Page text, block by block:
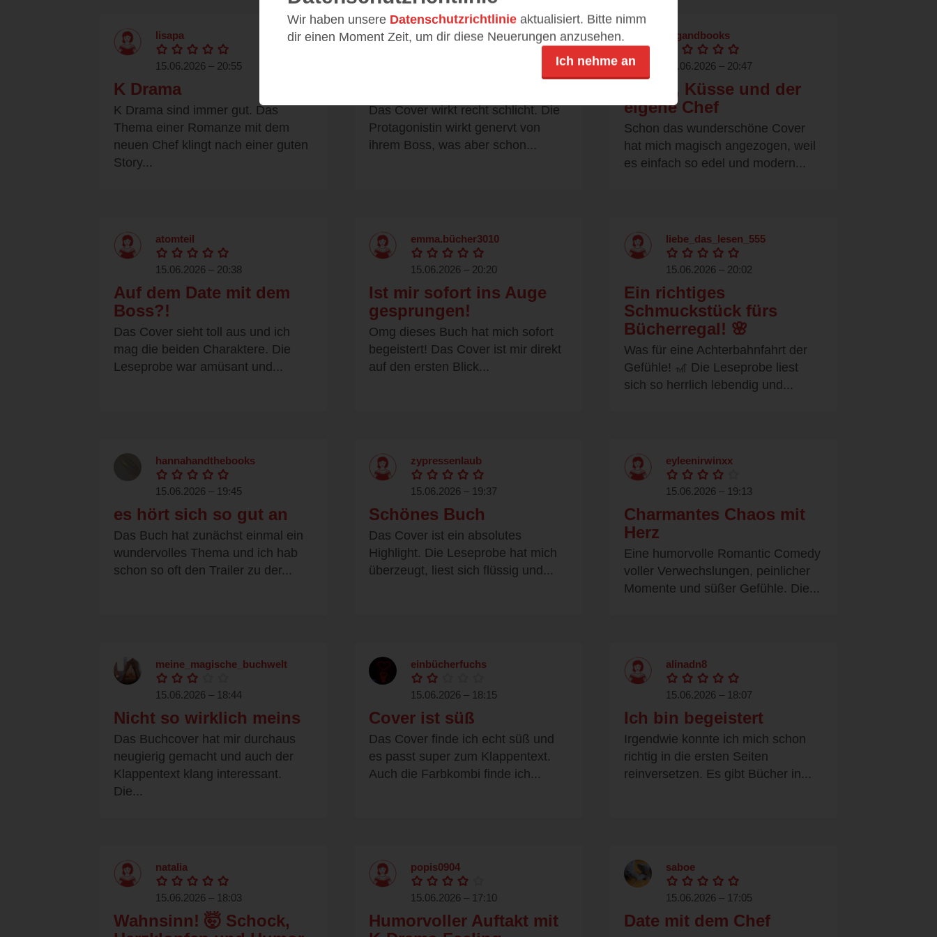
lisapa
15.06.2026 – 20:55
K Drama
K Drama sind immer gut. Das
Thema einer Romanze mit dem
neuen Chef klingt nach einer guten
Story...
selinewithdreams
Das Cover wirkt recht schlicht. Die
Protagonistin wirkt genervt von
ihrem Boss, was aber schon...
fogandbooks
15.06.2026 – 20:47
Chaos, Küsse und der
eigene Chef
Schon das wunderschöne Cover
hat mich magisch angezogen, weil
es einfach so edel und modern...
atomteil
15.06.2026 – 20:38
Auf dem Date mit dem
Boss?!
Das Cover sieht toll aus und ich
mag die beiden Charaktere. Die
Leseprobe war amüsant und...
emma.bücher3010
15.06.2026 – 20:20
Ist mir sofort ins Auge
gesprungen!
Omg dieses Buch hat mich sofort
begeistert! Das Cover ist mir direkt
auf den ersten Blick...
liebe_das_lesen_555
15.06.2026 – 20:02
Ein richtiges
Schmuckstück fürs
Bücherregal! 🌸
Was für eine Achterbahnfahrt der
Gefühle! 🎢 Die Leseprobe liest
sich so herrlich lebendig und...
hannahandthebooks
15.06.2026 – 19:45
es hört sich so gut an
Das Buch hat zunächst einmal ein
wundervolles Thema und ich hab
schon so oft den Trailer zu der...
zypressenlaub
15.06.2026 – 19:37
Schönes Buch
Das Cover ist ein absolutes
Highlight. Die Leseprobe hat mich
überzeugt, liest sich flüssig und...
eyleenirwinxx
15.06.2026 – 19:13
Charmantes Chaos mit
Herz
Eine humorvolle Romantic Comedy
voller Verwechslungen, peinlicher
Momente und süßer Gefühle. Die...
meine_magische_buchwelt
15.06.2026 – 18:44
Nicht so wirklich meins
Das Buchcover hat mir durchaus
neugierig gemacht und auch der
Klappentext klang interessant.
Die...
einbücherfuchs
15.06.2026 – 18:15
Cover ist süß
Das Cover finde ich echt süß und
es passt super zum Klappentext.
Auch die Farbkombi finde ich...
alinadn8
15.06.2026 – 18:07
Ich bin begeistert
Irgendwie konnte ich mich schon
richtig in die ersten Seiten
reinversetzen. Es gibt Bücher in...
natalia
15.06.2026 – 18:03
Wahnsinn! 🤯 Schock,
popis0904
15.06.2026 – 17:10
Humorvoller Auftakt mit
saboe
15.06.2026 – 17:05
Date mit dem Chef
Wir haben unsere Datenschutzrichtlinie aktualisiert. Bitte nimm
dir einen Moment Zeit, um dir diese Neuerungen anzusehen.
Ich nehme an